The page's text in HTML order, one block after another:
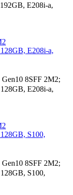
E208i-a,
E208i-a,
8SFF 2M2;
E208i-a,
S100,
8SFF 2M2;
S100,